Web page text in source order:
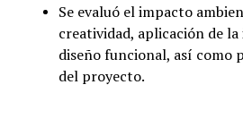
Se evaluó el impacto
creatividad, aplicación de
diseño funcional, así como
del proyecto.